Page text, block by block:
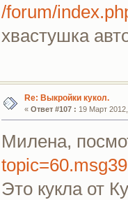
/forum/
хвастушка
Re: Выкройки кукол.
« Ответ #107 : 19 Март
Милена,
Это кукла от